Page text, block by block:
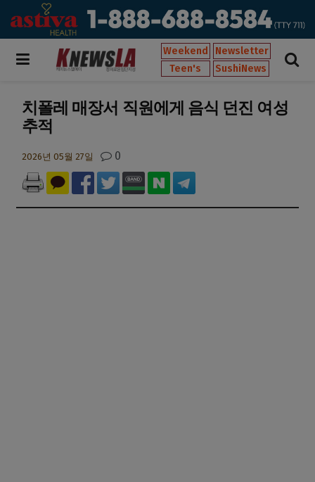
Weekend
Newsletter
Teen's
SushiNews
치폴레 매장서 직원에게 음식 던진 여성
추적
2026년 05월 27일 0